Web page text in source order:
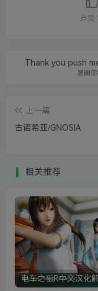
点赞
Thank you push
感谢
上一篇
古诺希亚/GNOSIA
相关推荐